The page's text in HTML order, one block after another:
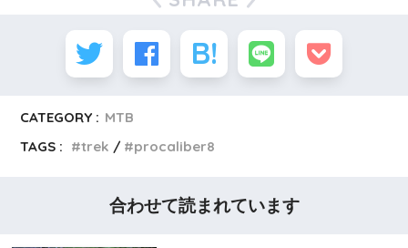
CATEGORY : MTB
TAGS :
trek procaliber8
合わせて読まれています